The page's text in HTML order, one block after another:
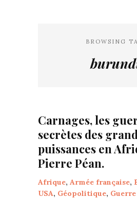
BROWSING
Carnages, les
secrètes des
puissances en
Pierre Péan.
Afrique, Armée française,
USA, Géopolitique,